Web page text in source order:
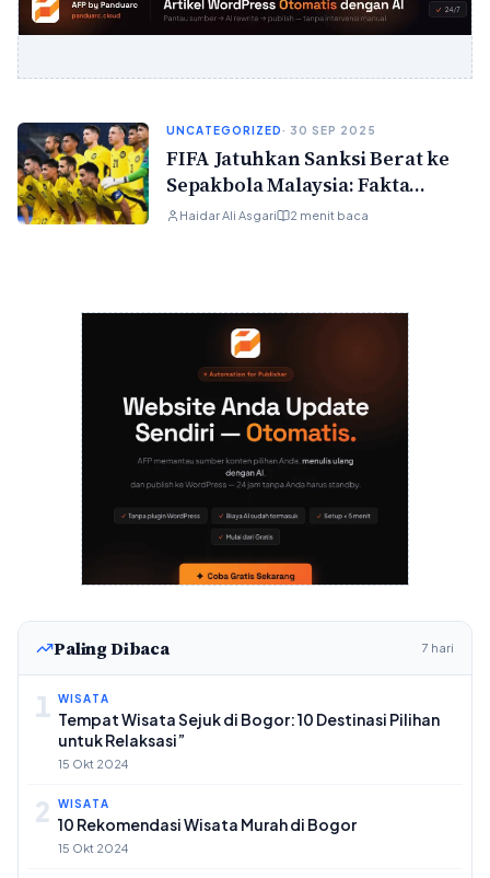
UNCATEGORIZED· 30 SEP 2025
FIFA Jatuhkan Sanksi Berat ke
Sepakbola Malaysia: Fakta
Lengkap dan Dampaknya
Haidar Ali Asgari 2 menit baca
Paling Dibaca 7 hari
1 WISATA
Tempat Wisata Sejuk di Bogor: 10 Destinasi Pilihan
untuk Relaksasi”
15 Okt 2024
2 WISATA
10 Rekomendasi Wisata Murah di Bogor
15 Okt 2024